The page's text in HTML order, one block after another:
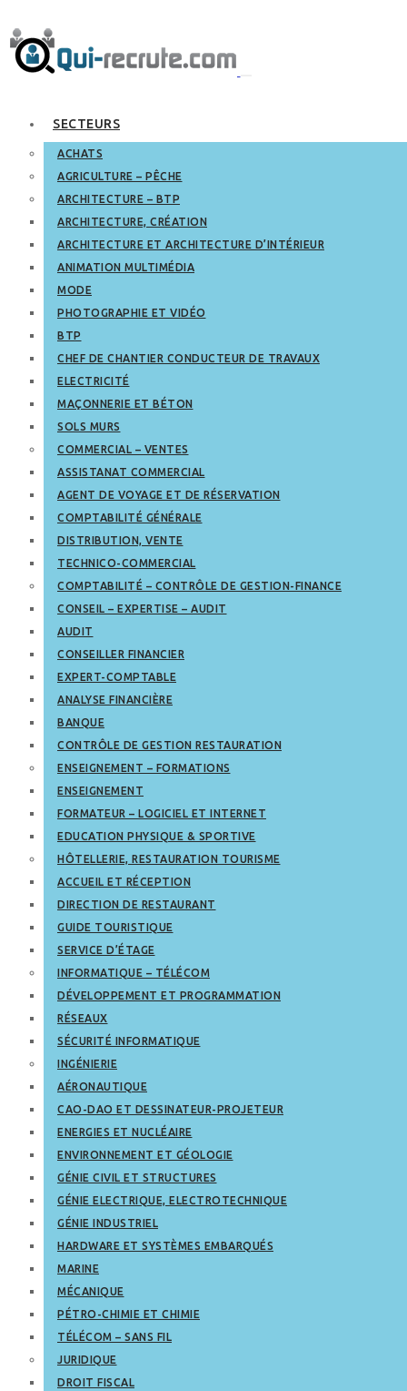
SECTEURS
ACHATS
AGRICULTURE – PÊCHE
ARCHITECTURE – BTP
ARCHITECTURE, CRÉATION
ARCHITECTURE ET ARCHITECTURE D’INTÉRIEUR
ANIMATION MULTIMÉDIA
MODE
PHOTOGRAPHIE ET VIDÉO
BTP
CHEF DE CHANTIER CONDUCTEUR DE TRAVAUX
ELECTRICITÉ
MAÇONNERIE ET BÉTON
SOLS MURS
COMMERCIAL – VENTES
ASSISTANAT COMMERCIAL
AGENT DE VOYAGE ET DE RÉSERVATION
COMPTABILITÉ GÉNÉRALE
DISTRIBUTION, VENTE
TECHNICO-COMMERCIAL
COMPTABILITÉ – CONTRÔLE DE GESTION-FINANCE
CONSEIL – EXPERTISE – AUDIT
AUDIT
CONSEILLER FINANCIER
EXPERT-COMPTABLE
ANALYSE FINANCIÈRE
BANQUE
CONTRÔLE DE GESTION RESTAURATION
ENSEIGNEMENT – FORMATIONS
ENSEIGNEMENT
FORMATEUR – LOGICIEL ET INTERNET
EDUCATION PHYSIQUE & SPORTIVE
HÔTELLERIE, RESTAURATION TOURISME
ACCUEIL ET RÉCEPTION
DIRECTION DE RESTAURANT
GUIDE TOURISTIQUE
SERVICE D’ÉTAGE
INFORMATIQUE – TÉLÉCOM
DÉVELOPPEMENT ET PROGRAMMATION
RÉSEAUX
SÉCURITÉ INFORMATIQUE
INGÉNIERIE
AÉRONAUTIQUE
CAO-DAO ET DESSINATEUR-PROJETEUR
ENERGIES ET NUCLÉAIRE
ENVIRONNEMENT ET GÉOLOGIE
GÉNIE CIVIL ET STRUCTURES
GÉNIE ELECTRIQUE, ELECTROTECHNIQUE
GÉNIE INDUSTRIEL
HARDWARE ET SYSTÈMES EMBARQUÉS
MARINE
MÉCANIQUE
PÉTRO-CHIMIE ET CHIMIE
TÉLÉCOM – SANS FIL
JURIDIQUE
DROIT FISCAL